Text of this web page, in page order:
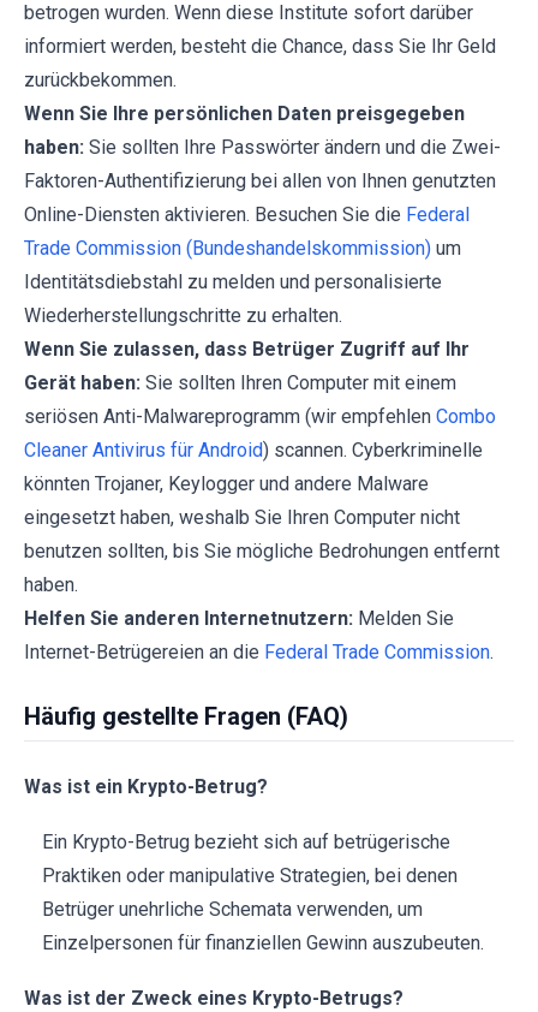
betrogen wurden. Wenn diese Institute sofort darüber
informiert werden, besteht die Chance, dass Sie Ihr Geld
zurückbekommen.
Wenn Sie Ihre persönlichen Daten preisgegeben
haben: Sie sollten Ihre Passwörter ändern und die Zwei-
Faktoren-Authentifizierung bei allen von Ihnen genutzten
Online-Diensten aktivieren. Besuchen Sie die Federal
Trade Commission (Bundeshandelskommission) um
Identitätsdiebstahl zu melden und personalisierte
Wiederherstellungschritte zu erhalten.
Wenn Sie zulassen, dass Betrüger Zugriff auf Ihr
Gerät haben: Sie sollten Ihren Computer mit einem
seriösen Anti-Malwareprogramm (wir empfehlen Combo
Cleaner Antivirus für Android) scannen. Cyberkriminelle
könnten Trojaner, Keylogger und andere Malware
eingesetzt haben, weshalb Sie Ihren Computer nicht
benutzen sollten, bis Sie mögliche Bedrohungen entfernt
haben.
Helfen Sie anderen Internetnutzern: Melden Sie
Internet-Betrügereien an die Federal Trade Commission.
Häufig gestellte Fragen (FAQ)
Was ist ein Krypto-Betrug?
Ein Krypto-Betrug bezieht sich auf betrügerische
Praktiken oder manipulative Strategien, bei denen
Betrüger unehrliche Schemata verwenden, um
Einzelpersonen für finanziellen Gewinn auszubeuten.
Was ist der Zweck eines Krypto-Betrugs?